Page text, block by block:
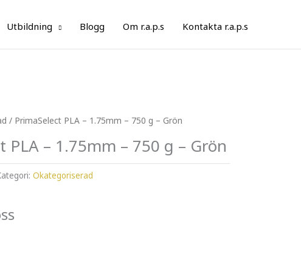
Utbildning Blogg Om r.a.p.s Kontakta r.a.p.s
/ PrimaSelect PLA – 1.75mm – 750 g – Grön
PLA – 1.75mm – 750 g – Grön
Okategoriserad